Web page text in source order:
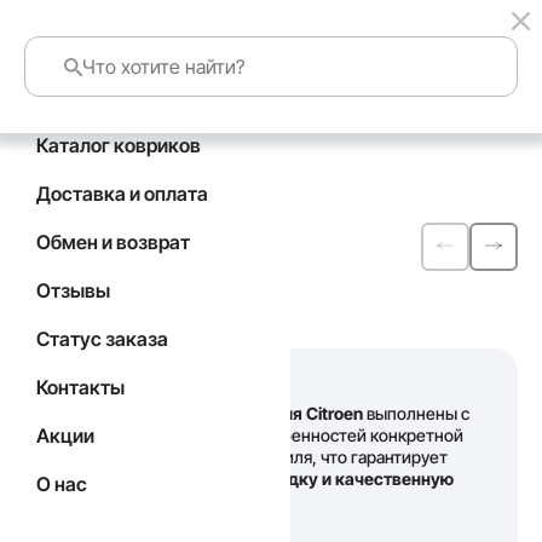
Каталог ковриков
Доставка и оплата
Обмен и возврат
Отзывы
Статус заказа
Контакты
Акции
О нас
Автомобильные
коврикиEVA
Citroen
коврики для Citroenвыполнены с
учетом всех особенностей конкретной
модели автомобиля, что гарантирует
идеальную посадку и качественную